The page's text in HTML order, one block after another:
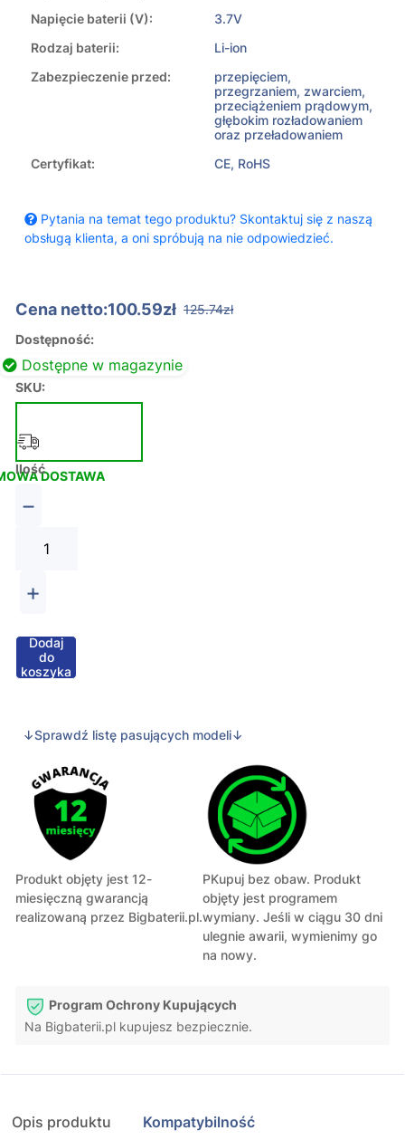
Napięcie baterii (V):
3.7V
Rodzaj baterii:
Li-ion
Zabezpieczenie przed:
przepięciem,
przegrzaniem, zwarciem,
przeciążeniem prądowym,
głębokim rozładowaniem
oraz przeładowaniem
Certyfikat:
CE, RoHS
Pytania na temat tego produktu? Skontaktuj się z naszą
obsługą klienta, a oni spróbują na nie odpowiedzieć.
Cena netto:100.59zł 125.74zł
Dostępność:
Dostępne w magazynie
SKU:
DOSTAWA
Ilość
−
+
Dodaj
do
koszyka
↓Sprawdź listę pasujących modeli↓
Produkt objęty jest 12-
miesięczną gwarancją
realizowaną przez Bigbaterii.pl.
PKupuj bez obaw. Produkt
objęty jest programem
wymiany. Jeśli w ciągu 30 dni
ulegnie awarii, wymienimy go
na nowy.
Program Ochrony Kupujących
Na Bigbaterii.pl kupujesz bezpiecznie.
Opis produktu Kompatybilność